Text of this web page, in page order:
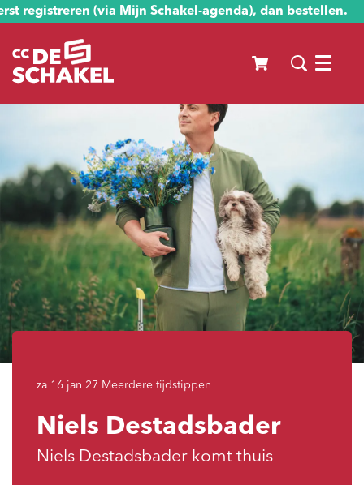
registreren (via Mijn Schakel-agenda), dan bestellen.
Menu
Niels Destadsbader
Niels Destadsbader komt thuis
za 16 jan 27 Meerdere tijdstippen